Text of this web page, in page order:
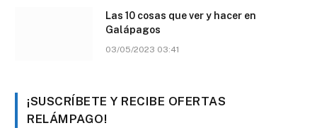
Las 10 cosas que ver y hacer en
Galápagos
03/05/2023 03:41
¡SUSCRÍBETE Y RECIBE OFERTAS
RELÁMPAGO!